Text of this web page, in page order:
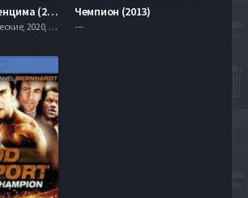
Побег из Освенцима (2020)
Драма, Исторические, 2020, 720hd, mobilen
Чемпион (2013)
---